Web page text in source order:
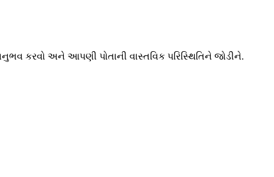
કરવો અને આપણી પોતાની વાસ્તવિક પરિસ્થિતિને જોડીને.